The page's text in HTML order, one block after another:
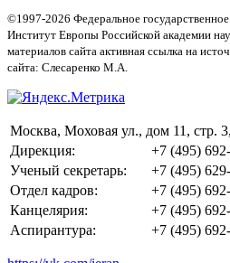
©1997-2026 Федеральное
Институт Европы Российской академии
материалов сайта активная ссылка на
сайта: Слесаренко М.А.
Москва, Моховая ул., дом 11, стр.
Дирекция:
+7 (495)
Ученый секретарь:
+7 (495)
Отдел кадров:
+7 (495)
Канцелярия:
+7 (495)
Аспирантура:
+7 (495)